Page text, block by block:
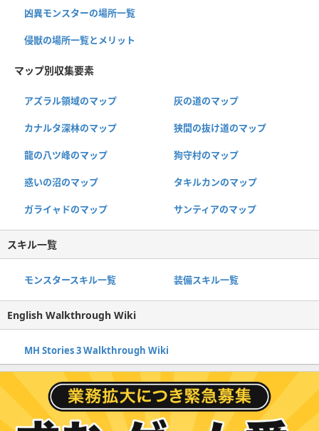
凶異モンスターの場所一覧
侵獣の場所一覧とメリット
マップ別収集要素
アズラル領域のマップ 灰の道のマップ
カナルタ深林のマップ 狭間の抜け道のマップ
龍の八ツ峰のマップ 狗守村のマップ
惑いの沼のマップ タキルカンのマップ
ガライャドのマップ サンティアのマップ
スキル一覧
モンスタースキル一覧 装備スキル一覧
English Walkthrough Wiki
MH Stories 3 Walkthrough Wiki